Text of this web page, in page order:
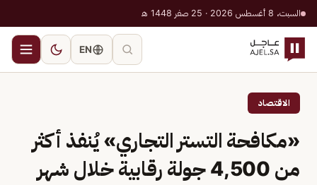
السبت، 8 أغسطس 2026 · 25 صفر 1448 هـ
EN
الاقتصاد
«مكافحة التستر التجاري» يُنفذ أكثر
من 4,500 جولة رقابية خلال شهر